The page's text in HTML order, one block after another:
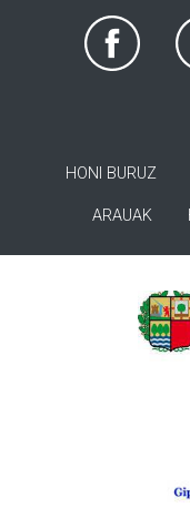
HONI BURUZ
ARAUAK